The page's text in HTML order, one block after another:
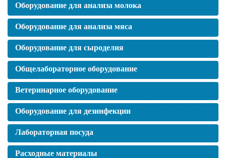
Оборудование для анализа молока
Оборудование для анализа мяса
Оборудование для сыроделия
Общелабораторное оборудование
Ветеринарное оборудование
Оборудование для дезинфекции
Лабораторная посуда
Расходные материалы